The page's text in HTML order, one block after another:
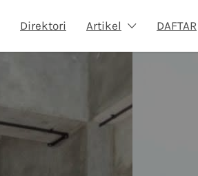
Direktori Artikel DAFTAR